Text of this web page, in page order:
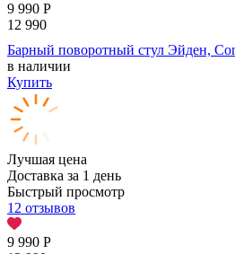
9 990 Р
12 990
Барный поворотный стул Эйден,
в наличии
Купить
Лучшая цена
Доставка за 1 день
Быстрый просмотр
12 отзывов
9 990 Р